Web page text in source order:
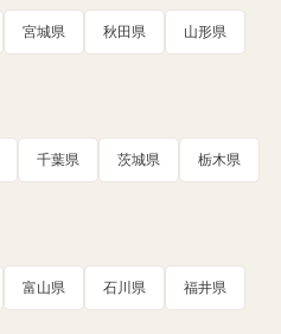
宮城県 秋田県 山形県
千葉県 茨城県 栃木県
富山県 石川県 福井県